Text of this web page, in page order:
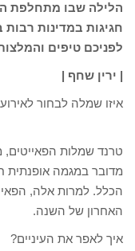
הלילה שבו מתחלפת
חגיגות במדינות רבות
לפניכם טיפים
| ירין שחף |
איזו שמלה לבחור
טרנד שמלות הפאייטים,
מדובר במגמה אופנתית
הכלל. למרות אלה,
האחרון של השנה.
איך לאפר את העיניים?